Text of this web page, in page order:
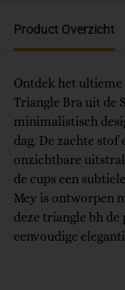
Product Overzicht
Ontdek het
Triangle Bra uit de
minimalistisch
dag. De zachte
onzichtbare
de cups een
Mey is ontworpen
deze triangle bh
eenvoudige